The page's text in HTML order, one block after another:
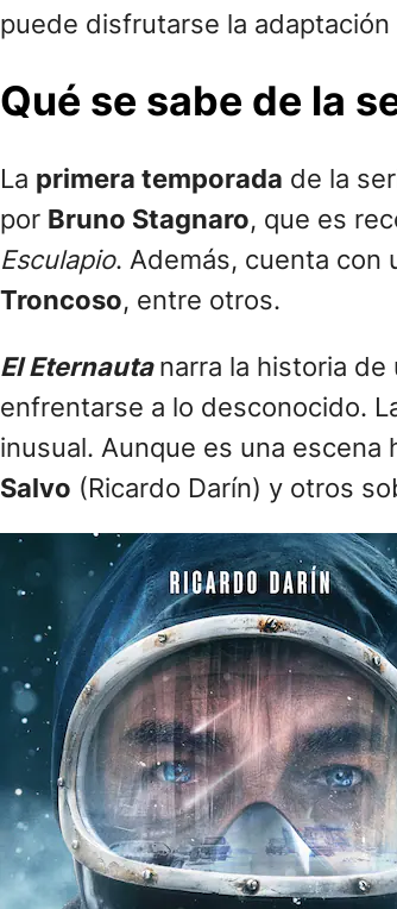
puede disfrutarse la
Qué se sabe de la
La primera temporada de la
por Bruno Stagnaro, que es
Esculapio. Además, cuenta con
Troncoso, entre otros.
El Eternauta narra la historia de
enfrentarse a lo desconocido.
inusual. Aunque es una escena
Salvo (Ricardo Darín) y otros